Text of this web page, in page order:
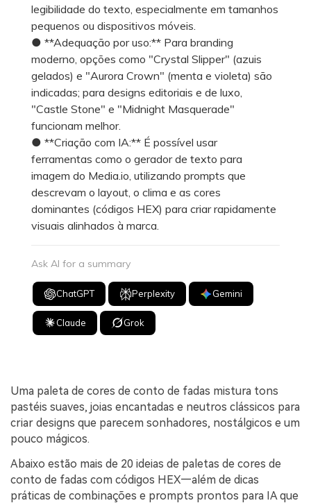
legibilidade do texto, especialmente em tamanhos
pequenos ou dispositivos móveis.
● **Adequação por uso:** Para branding
moderno, opções como "Crystal Slipper" (azuis
gelados) e "Aurora Crown" (menta e violeta) são
indicadas; para designs editoriais e de luxo,
"Castle Stone" e "Midnight Masquerade"
funcionam melhor.
● **Criação com IA:** É possível usar
ferramentas como o gerador de texto para
imagem do Media.io, utilizando prompts que
descrevam o layout, o clima e as cores
dominantes (códigos HEX) para criar rapidamente
visuais alinhados à marca.
Ask AI for a summary
ChatGPT Perplexity Gemini
Claude Grok
Uma paleta de cores de conto de fadas mistura tons
pastéis suaves, joias encantadas e neutros clássicos para
criar designs que parecem sonhadores, nostálgicos e um
pouco mágicos.
Abaixo estão mais de 20 ideias de paletas de cores de
conto de fadas com códigos HEX—além de dicas
práticas de combinações e prompts prontos para IA que